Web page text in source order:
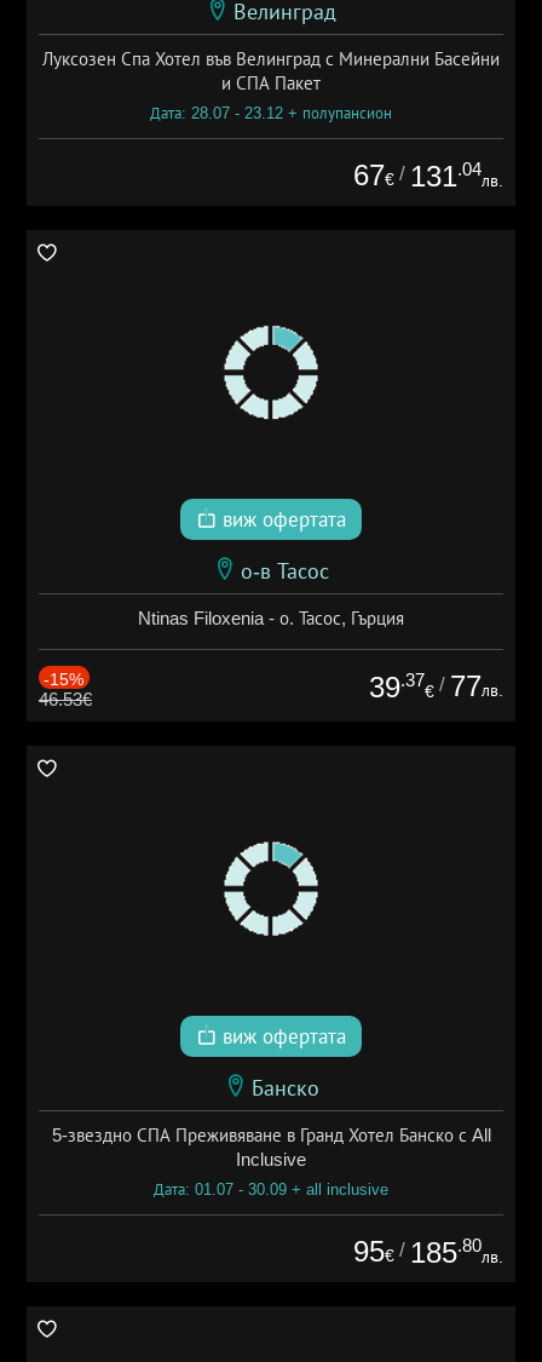
Велинград
Луксозен Спа Хотел във Велинград с Минерални Басейни
и СПА Пакет
Дата: 28.07 - 23.12 + полупансион
67€ / 131.04
лв.
виж офертата
о-в Тасос
Ntinas Filoxenia - о. Тасос, Гърция
-15%
46.53€ 39.37
€ / 77лв.
виж офертата
Банско
5-звездно СПА Преживяване в Гранд Хотел Банско с All
Inclusive
Дата: 01.07 - 30.09 + all inclusive
95€ / 185.80
лв.